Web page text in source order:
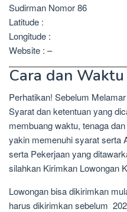
Sudirman Nomor 86
Latitude :
Longitude :
Website : –
Cara dan
Perhatikan! Sebelum
Syarat dan ketentuan yang
membuang waktu, tenaga
yakin memenuhi syarat serta
serta Pekerjaan yang
silahkan Kirimkan Lowongan
Lowongan bisa dikirimkan
harus dikirimkan sebelum